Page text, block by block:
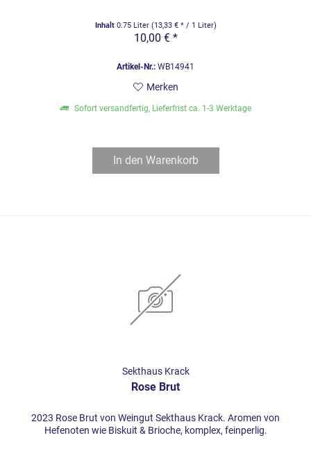
Inhalt 0.75 Liter (13,33 € * / 1 Liter)
10,00 € *
Artikel-Nr.: WB14941
Merken
Sofort versandfertig, Lieferfrist ca. 1-3 Werktage
In den Warenkorb
Sekthaus Krack
Rose Brut
2023 Rose Brut von Weingut Sekthaus Krack. Aromen von
Hefenoten wie Biskuit & Brioche, komplex, feinperlig.